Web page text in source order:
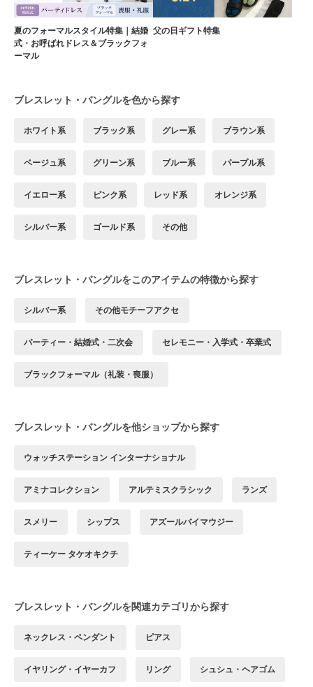
夏のフォーマルスタイル特集｜結婚
式・お呼ばれドレス＆ブラックフォ
ーマル
父の日ギフト特集
ブレスレット・バングルを色から探す
ホワイト系 ブラック系 グレー系 ブラウン系
ベージュ系 グリーン系 ブルー系 パープル系
イエロー系 ピンク系 レッド系 オレンジ系
シルバー系 ゴールド系 その他
ブレスレット・バングルをこのアイテムの特徴から探す
シルバー系 その他モチーフアクセ
パーティー・結婚式・二次会 セレモニー・入学式・卒業式
ブラックフォーマル（礼装・喪服）
ブレスレット・バングルを他ショップから探す
ウォッチステーション インターナショナル
アミナコレクション アルテミスクラシック ランズ
スメリー シップス アズールバイマウジー
ティーケー タケオキクチ
ブレスレット・バングルを関連カテゴリから探す
ネックレス・ペンダント ピアス
イヤリング・イヤーカフ リング シュシュ・ヘアゴム